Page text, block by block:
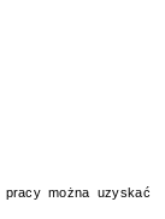
pracy można uzyskać